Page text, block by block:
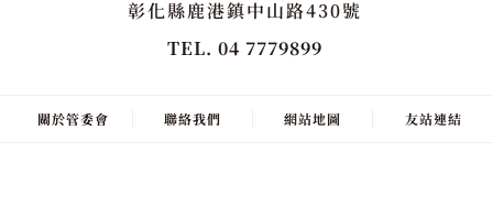
彰化縣鹿港鎮中山路430號
TEL. 04 7779899
關於管委會 聯絡我們 網站地圖 友站連結